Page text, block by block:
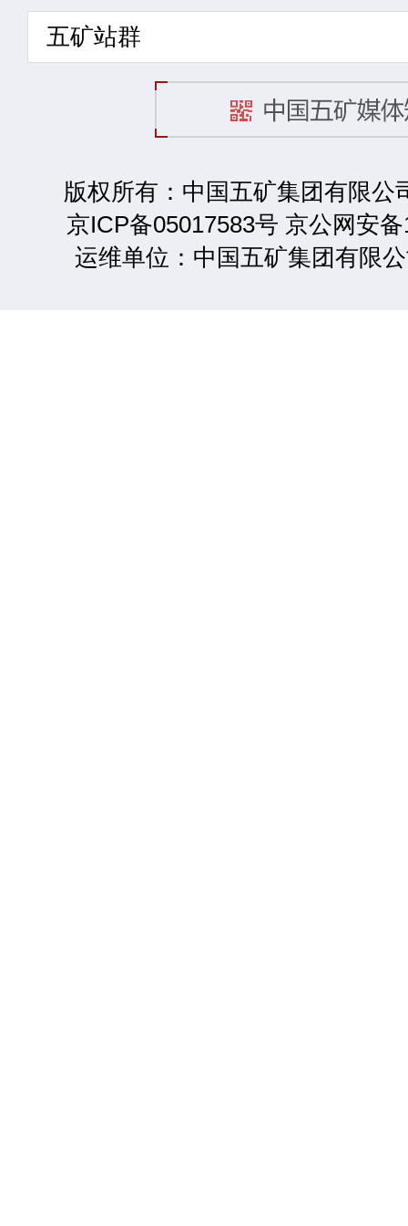
五矿站群
版权所有：中国五矿集团有限公
京ICP备05017583号 京公网安
运维单位：中国五矿集团有限